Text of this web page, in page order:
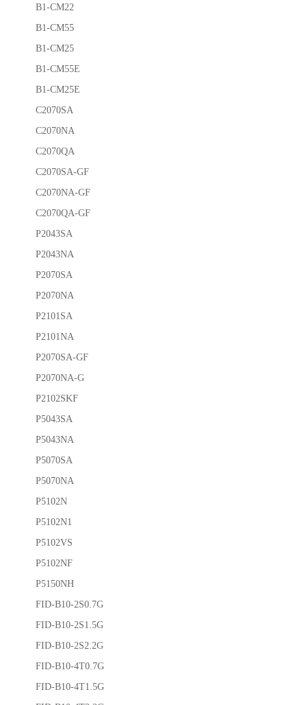
B1-CM22
B1-CM55
B1-CM25
B1-CM55E
B1-CM25E
C2070SA
C2070NA
C2070QA
C2070SA-GF
C2070NA-GF
C2070QA-GF
P2043SA
P2043NA
P2070SA
P2070NA
P2101SA
P2101NA
P2070SA-GF
P2070NA-G
P2102SKF
P5043SA
P5043NA
P5070SA
P5070NA
P5102N
P5102N1
P5102VS
P5102NF
P5150NH
FID-B10-2S0.7G
FID-B10-2S1.5G
FID-B10-2S2.2G
FID-B10-4T0.7G
FID-B10-4T1.5G